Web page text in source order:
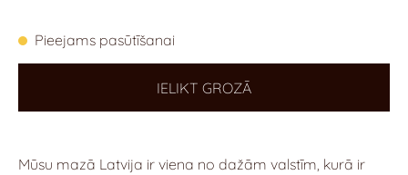
Pieejams pasūtīšanai
IELIKT GROZĀ
Mūsu mazā Latvija ir viena no dažām valstīm, kurā ir